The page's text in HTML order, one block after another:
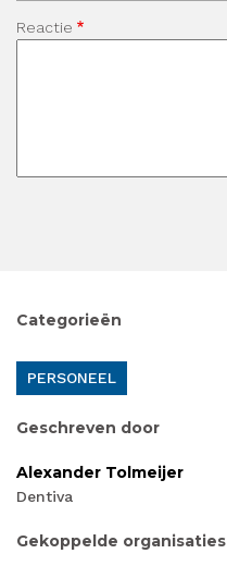
Reactie
Categorieën
PERSONEEL
Geschreven door
Alexander Tolmeijer
Dentiva
Gekoppelde organisaties